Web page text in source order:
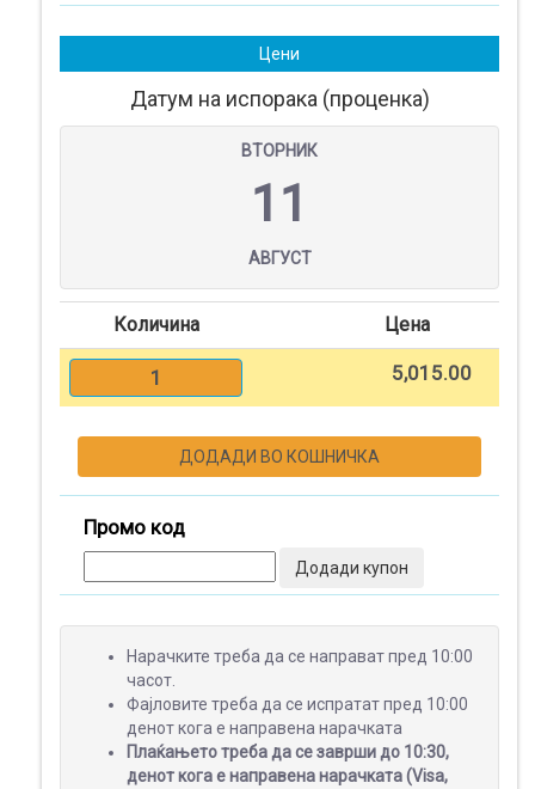
Регистрација
СПЕЦИЈАЛНИ
ПОНУДИ
Цени
Датум на испорака (проценка)
ВТОРНИК
11
АВГУСТ
Количина Цена
1 5,015.00
ДОДАДИ ВО КОШНИЧКА
Промо код
Додади купон
Нарачките треба да се направат пред 10:00
часот.
Фајловите треба да се испратат пред 10:00
денот кога е направена нарачката
Плаќањето треба да се заврши до 10:30,
денот кога е направена нарачката (Visa,